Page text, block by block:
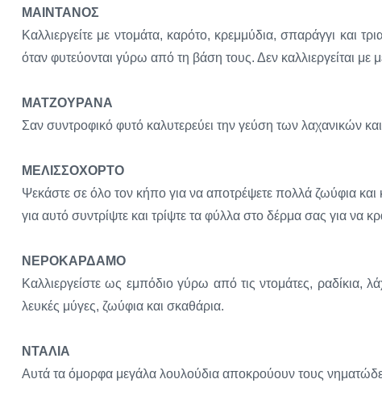
ΜΑΙΝΤΑΝΟΣ
Καλλιεργείτε με ντομάτα, καρότο, κρεμμύδια, σπαράγγι και
όταν φυτεύονται γύρω από τη βάση τους. Δεν καλλιεργείται με
ΜΑΤΖΟΥΡΑΝΑ
Σαν συντροφικό φυτό καλυτερεύει την γεύση των λαχανικών
ΜΕΛΙΣΣΟΧΟΡΤΟ
Ψεκάστε σε όλο τον κήπο για να αποτρέψετε πολλά ζωύφια
για αυτό συντρίψτε και τρίψτε τα φύλλα στο δέρμα σας για να
ΝΕΡΟΚΑΡΔΑΜΟ
Καλλιεργείστε ως εμπόδιο γύρω από τις ντομάτες,
λευκές μύγες, ζωύφια και σκαθάρια.
ΝΤΑΛΙΑ
Αυτά τα όμορφα μεγάλα λουλούδια αποκρούουν τους